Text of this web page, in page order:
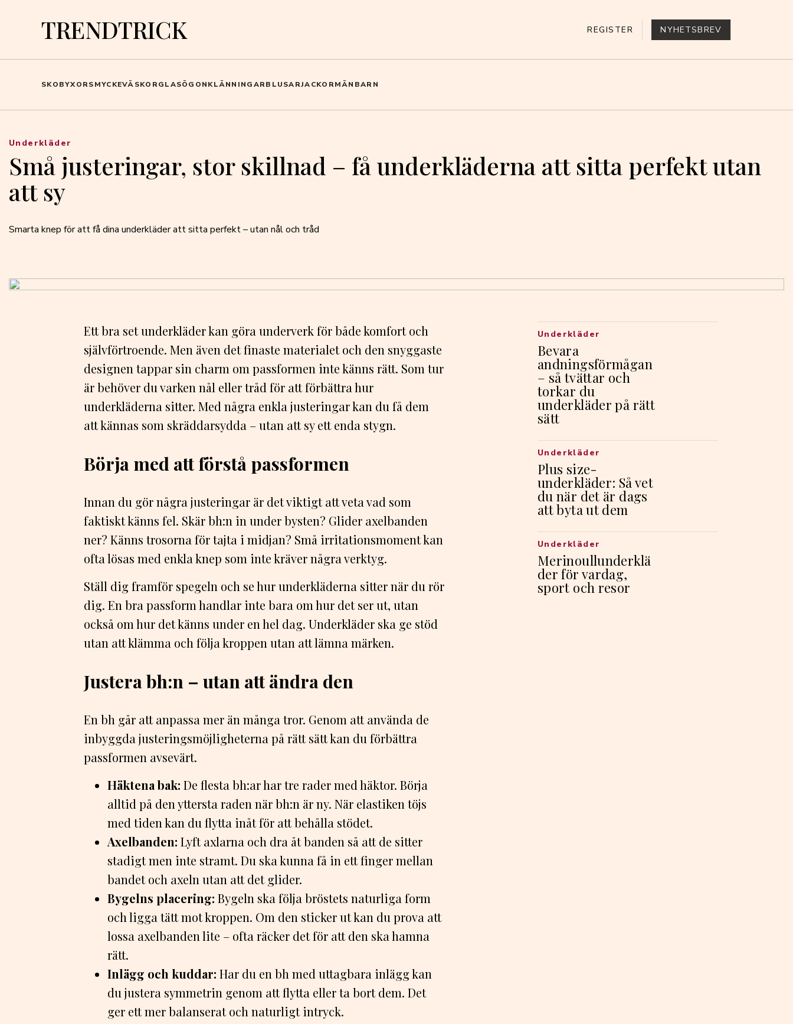
TRENDTRICK REGISTER NYHETSBREV
SKOBYXORSMYCKEVÄSKORGLASÖGONKLÄNNINGARBLUSARJACKORMÄN BARN
Små justeringar, stor skillnad – få underkläderna att sitta perfekt utan
att sy
Smarta knep för att få dina underkläder att sitta perfekt – utan nål och tråd
Underkläder
Ett bra set underkläder kan göra underverk för både komfort och
självförtroende. Men även det finaste materialet och den snyggaste
designen tappar sin charm om passformen inte känns rätt. Som tur
är behöver du varken nål eller tråd för att förbättra hur
underkläderna sitter. Med några enkla justeringar kan du få dem
att kännas som skräddarsydda – utan att sy ett enda stygn.
Börja med att förstå passformen
Innan du gör några justeringar är det viktigt att veta vad som
faktiskt känns fel. Skär bh:n in under bysten? Glider axelbanden
ner? Känns trosorna för tajta i midjan? Små irritationsmoment kan
ofta lösas med enkla knep som inte kräver några verktyg.
Ställ dig framför spegeln och se hur underkläderna sitter när du rör
dig. En bra passform handlar inte bara om hur det ser ut, utan
också om hur det känns under en hel dag. Underkläder ska ge stöd
utan att klämma och följa kroppen utan att lämna märken.
Justera bh:n – utan att ändra den
En bh går att anpassa mer än många tror. Genom att använda de
inbyggda justeringsmöjligheterna på rätt sätt kan du förbättra
passformen avsevärt.
Häktena bak: De flesta bh:ar har tre rader med häktor. Börja
alltid på den yttersta raden när bh:n är ny. När elastiken töjs
med tiden kan du flytta inåt för att behålla stödet.
Axelbanden: Lyft axlarna och dra åt banden så att de sitter
stadigt men inte stramt. Du ska kunna få in ett finger mellan
bandet och axeln utan att det glider.
Bygelns placering: Bygeln ska följa bröstets naturliga form
och ligga tätt mot kroppen. Om den sticker ut kan du prova att
lossa axelbanden lite – ofta räcker det för att den ska hamna
rätt.
Inlägg och kuddar: Har du en bh med uttagbara inlägg kan
du justera symmetrin genom att flytta eller ta bort dem. Det
ger ett mer balanserat och naturligt intryck.
Bevara
andningsförmågan
– så tvättar och
torkar du
underkläder på rätt
sätt
Underkläder
Plus size-
underkläder: Så vet
du när det är dags
att byta ut dem
Underkläder
Merinoullunderklä
der för vardag,
sport och resor
Underkläder